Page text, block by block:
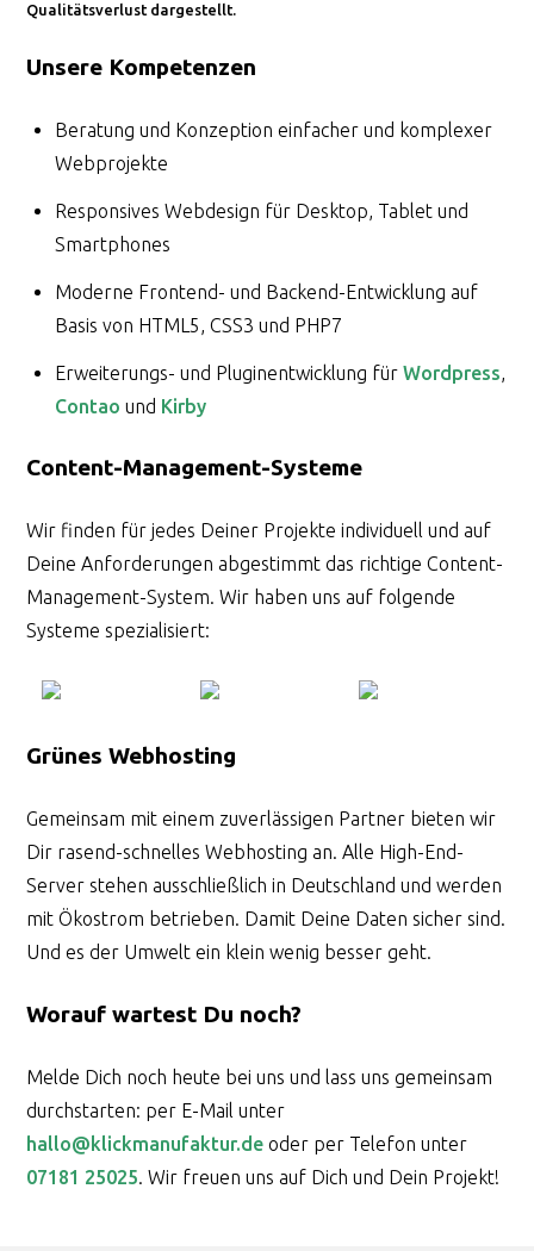
Qualitätsverlust dargestellt.
Unsere Kompetenzen
Beratung und Konzeption einfacher und komplexer
Webprojekte
Responsives Webdesign für Desktop, Tablet und
Smartphones
Moderne Frontend- und Backend-Entwicklung auf
Basis von HTML5, CSS3 und PHP7
Erweiterungs- und Pluginentwicklung fürWordpress,
Contao und Kirby
Content-Management-Systeme
Wir finden für jedes Deiner Projekte individuell und auf
Deine Anforderungen abgestimmt das richtige Content-
Management-System. Wir haben uns auf folgende
Systeme spezialisiert:
Grünes Webhosting
Gemeinsam mit einem zuverlässigen Partner bieten wir
Dir rasend-schnelles Webhosting an. Alle High-End-
Server stehen ausschließlich in Deutschland und werden
mit Ökostrom betrieben. Damit Deine Daten sicher sind.
Und es der Umwelt ein klein wenig besser geht.
Worauf wartest Du noch?
Melde Dich noch heute bei uns und lass uns gemeinsam
durchstarten: per E-Mail unter
hallo@klickmanufaktur.de oder per Telefon unter
07181 25025 . Wir freuen uns auf Dich und Dein Projekt!